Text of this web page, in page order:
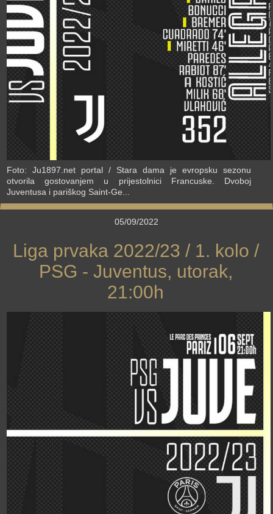
›
Foto: Ju1897.net portal / Stara dama je evropsku sezonu
otvorila gostovanjem u prijestolnici Francuske. Dvoboj
Juventusa i pariškog Saint-Ge...
05/09/2022
Liga prvaka 2022/23 / 1. kolo /
PSG - Juventus, utorak,
21:00h
›